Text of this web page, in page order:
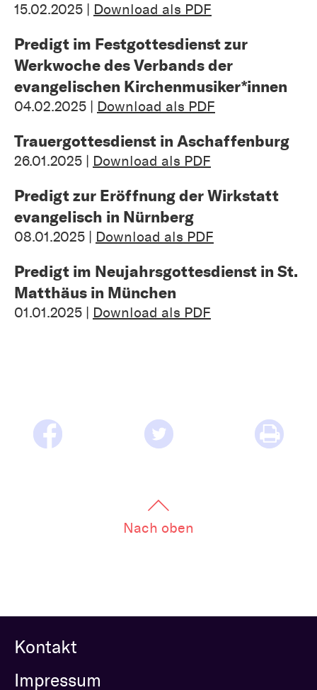
15.02.2025 | Download als PDF
Predigt im Festgottesdienst zur
Werkwoche des Verbands der
evangelischen Kirchenmusiker*innen
04.02.2025 | Download als PDF
Trauergottesdienst in Aschaffenburg
26.01.2025 | Download als PDF
Predigt zur Eröffnung der Wirkstatt
evangelisch in Nürnberg
08.01.2025 | Download als PDF
Predigt im Neujahrsgottesdienst in St.
Matthäus in München
01.01.2025 | Download als PDF
Nach oben
Kontakt
Impressum